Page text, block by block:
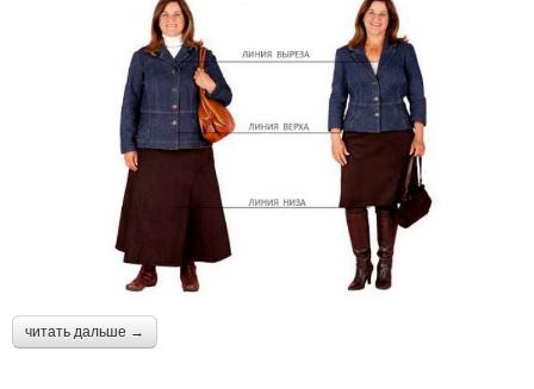
читать дальше →